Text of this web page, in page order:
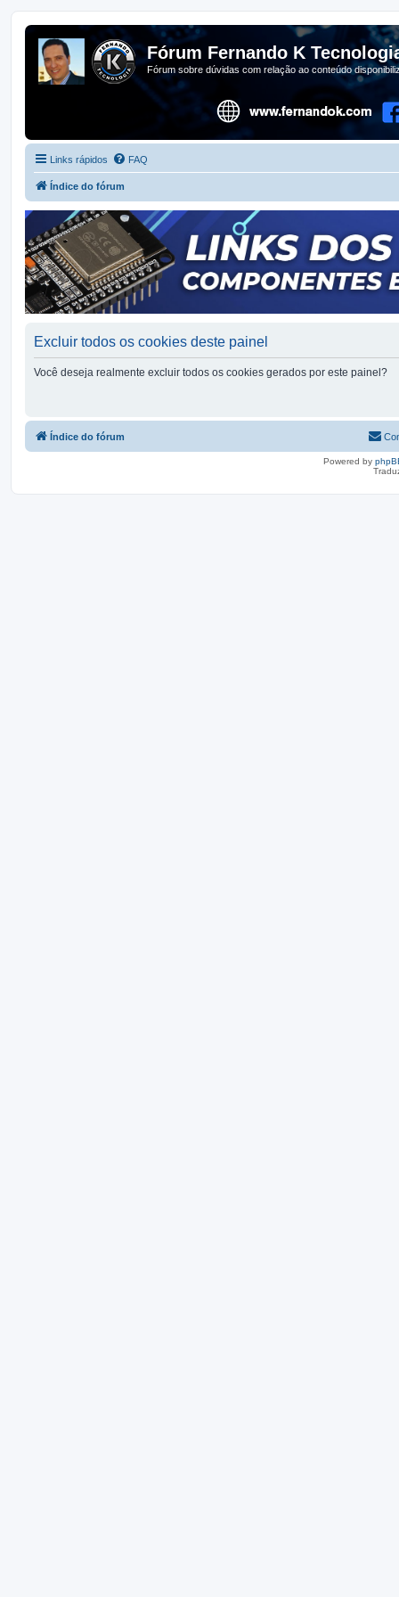
Fórum Fernando K
Fórum sobre dúvidas com relação ao conteúdo
Links rápidos FAQ
Índice do fórum
Excluir todos os cookies deste painel
Você deseja realmente excluir todos os cookies gerados por este painel?
Índice do fórum
Powered by